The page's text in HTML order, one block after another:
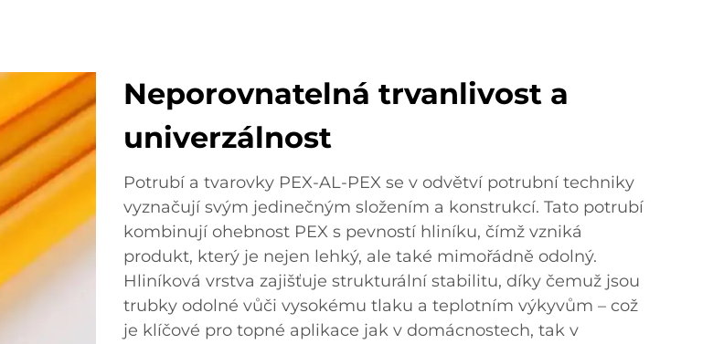
Neporovnatelná trvanlivost a
univerzálnost
Potrubí a tvarovky PEX-AL-PEX se v odvětví potrubní techniky
vyznačují svým jedinečným složením a konstrukcí. Tato potrubí
kombinují ohebnost PEX s pevností hliníku, čímž vzniká
produkt, který je nejen lehký, ale také mimořádně odolný.
Hliníková vrstva zajišťuje strukturální stabilitu, díky čemuž jsou
trubky odolné vůči vysokému tlaku a teplotním výkyvům – což
je klíčové pro topné aplikace jak v domácnostech, tak v